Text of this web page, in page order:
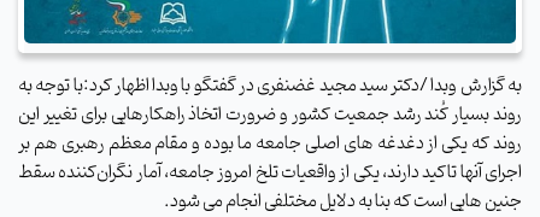
به گزارش وبدا /دکتر سید مجید غضنفری در گفتگو با وبدا اظهار کرد:با توجه به
روند بسیار کُند رشد جمعیت کشور و ضرورت اتخاذ راهکارهایی برای تغییر این
روند که یکی از دغدغه های اصلی جامعه ما بوده و مقام معظم رهبری هم بر
اجرای آنها تاکید دارند، یکی از واقعیات تلخ امروز جامعه، آمار نگران‌کننده سقط
جنین هایی است که بنا به دلایل مختلفی انجام می شود.